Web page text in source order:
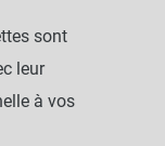
sont
leur
à vos